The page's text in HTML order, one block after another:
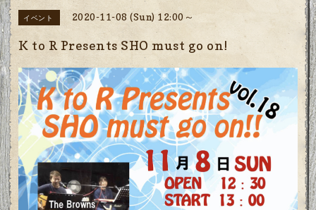
イベント 2020-11-08 (Sun) 12:00～
K to R Presents SHO must go on!